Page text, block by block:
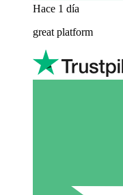
Hace 1 día
great platform